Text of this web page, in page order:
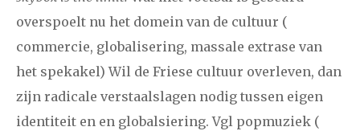
overspoelt nu het domein van de cultuur (
commercie, globalisering, massale extrase van
het spekakel) Wil de Friese cultuur overleven, dan
zijn radicale verstaalslagen nodig tussen eigen
identiteit en en globalsiering. Vgl popmuziek (